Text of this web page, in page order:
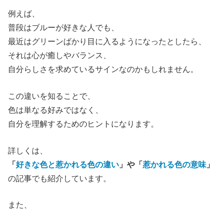
例えば、
普段はブルーが好きな人でも、
最近はグリーンばかり目に入るようになったとしたら、
それは心が癒しやバランス、
自分らしさを求めているサインなのかもしれません。
この違いを知ることで、
色は単なる好みではなく、
自分を理解するためのヒントになります。
詳しくは、
「 好きな色と惹かれる色の違い 」や「 惹かれる色の意味 」
の記事でも紹介しています。
また、